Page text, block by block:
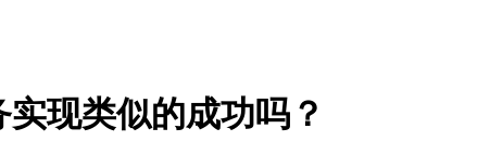
现类似的成功吗？